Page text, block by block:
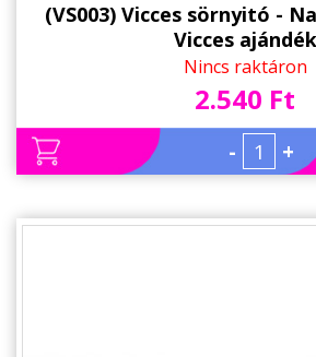
(VS003) Vicces sörnyitó -
Vicces ajándék
Nincs raktáron
2.540 Ft
- +